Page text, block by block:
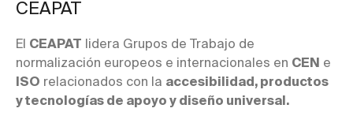
CEAPAT
El CEAPAT lidera Grupos de Trabajo de
normalización europeos e internacionales en CEN e
ISO relacionados con la accesibilidad, productos
y tecnologías de apoyo y diseño universal.